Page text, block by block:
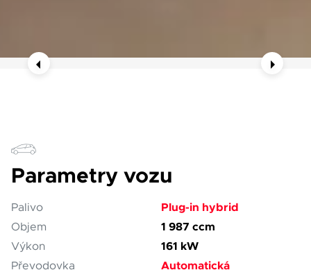
Parametry vozu
Palivo Plug-in hybrid
Objem 1 987 ccm
Výkon 161 kW
Převodovka Automatická